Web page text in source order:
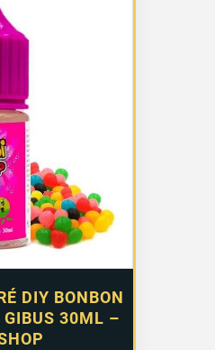
DIY BONBON
GIBUS 30ML –